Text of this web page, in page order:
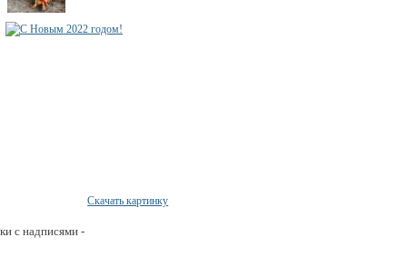
с надписями -
Скачать картинку